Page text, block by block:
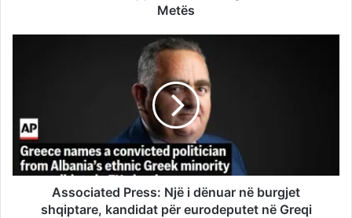
Metës
Associated Press: Një i dënuar në burgjet
shqiptare, kandidat për eurodeputet në Greqi